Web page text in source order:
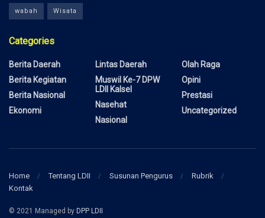
wabah Wisata
Categories
Berita Daerah
Berita Kegiatan
Berita Nasional
Ekonomi
Lintas Daerah
Muswil Ke-7 DPW
LDII Kalsel
Nasehat
Nasional
Olah Raga
Opini
Prestasi
Uncategorized
Home Tentang LDII Susunan Pengurus
Rubrik
Kontak
© 2021 Managed by DPP LDII